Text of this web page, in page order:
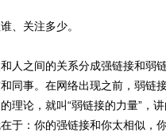
关注多少。
之间的关系分成强链接和弱
同事。在网络出现之前，弱链
理论，就叫“弱链接的力量”，
于：你的强链接和你太相似，你